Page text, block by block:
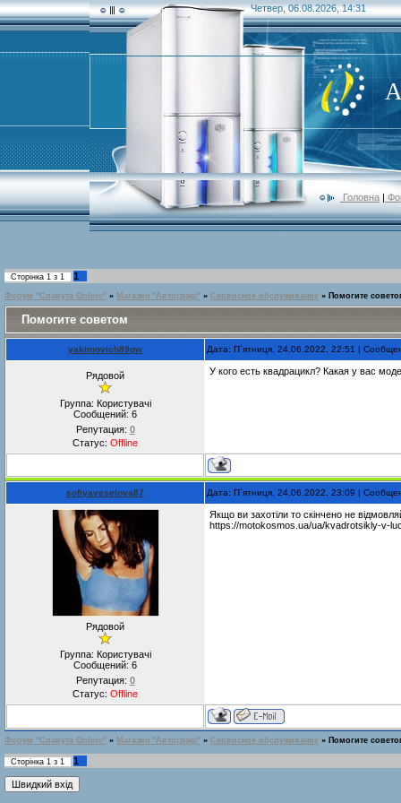
Четвер, 06.08.2026, 14:31
Головна |
Сторінка 1 з 1 1
Форум "Славута Online" » Магазин "Автограф" » Сервисное обслуживание » Помогите
Помогите советом
yakimovich89qw Дата: П`ятниця, 24.06.2022, 22:51 |
Рядовой
Группа: Користувачі
Сообщений: 6
Репутация: 0
Статус: Offline
У кого есть квадрацикл? Какая у вас
sofiyaveselova87 Дата: П`ятниця, 24.06.2022, 23:09 |
Рядовой
Группа: Користувачі
Сообщений: 6
Репутация: 0
Статус: Offline
Якщо ви захотіли то скінчено не
https://motokosmos.ua/ua/kvadrotsikly-v-
Форум "Славута Online" » Магазин "Автограф" » Сервисное обслуживание » Помогите
Сторінка 1 з 1 1